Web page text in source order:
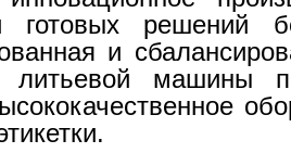
готовых решений
и
литьевой машины